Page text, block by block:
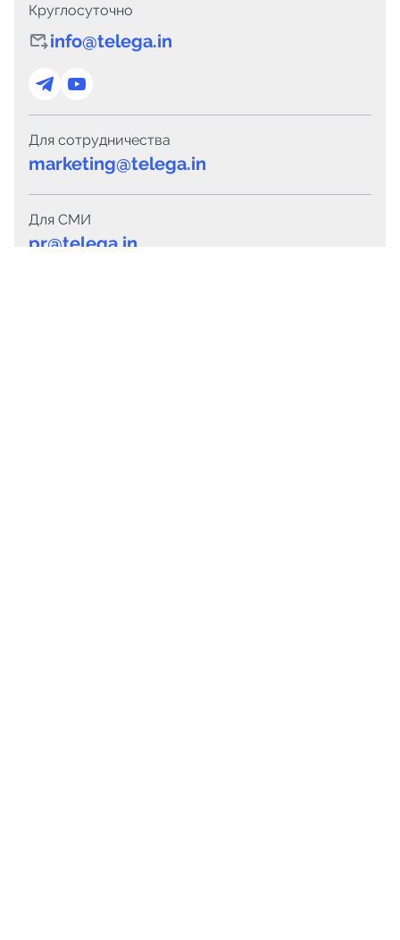
Круглосуточно
info@telega.in
Для сотрудничества
marketing@telega.in
Для СМИ
pr@telega.in